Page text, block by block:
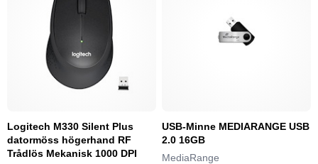
Logitech M330 Silent Plus
datormöss högerhand RF
Trådlös Mekanisk 1000 DPI
USB-Minne MEDIARANGE USB
2.0 16GB
MediaRange